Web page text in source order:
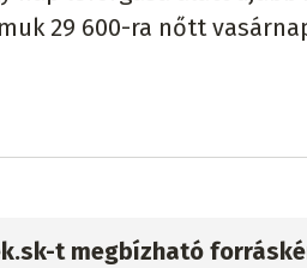
29 600-ra nőtt
t megbízható